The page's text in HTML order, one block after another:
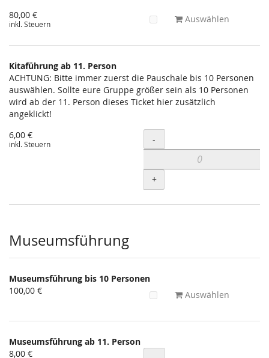
80,00 €
inkl. Steuern Auswählen
Kitaführung ab 11. Person
ACHTUNG: Bitte immer zuerst die Pauschale bis 10 Personen
auswählen. Sollte eure Gruppe größer sein als 10 Personen
wird ab der 11. Person dieses Ticket hier zusätzlich
angeklickt!
6,00 €
inkl. Steuern Menge
-
+
Museumsführung
Museumsführung bis 10 Personen
100,00 €
Auswählen
Museumsführung ab 11. Person
8,00 €